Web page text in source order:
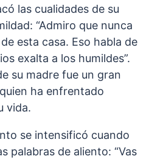
las cualidades de su
“Admiro que nunca
esta casa. Eso habla de
exalta a los humildes”.
su madre fue un gran
ha enfrentado
vida.
se intensificó cuando
palabras de aliento: “Vas